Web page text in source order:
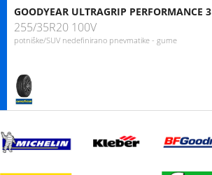
GOODYEAR ULTRAGRIP PERFORMANCE 3
255/35R20 100V
potniške/SUV nedefinirano pnevmatike - gume